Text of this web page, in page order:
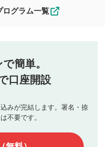
。（お名前とコメント
に同意されたものとみなし
利用者と第三者間のトラ
て一切の責任を負いませ
審査のうえ、掲載となり
かかる場合や掲載されない
コンテンツへの掲載をもっ
ログラム一覧
簡単。
口座開設
みが完結します。署名・捺
不要です。